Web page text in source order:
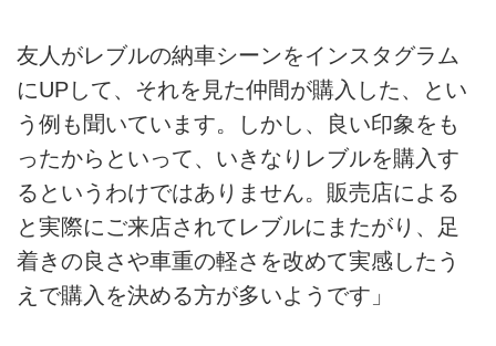
友人がレブルの納車シーンをインスタグラム
にUPして、それを見た仲間が購入した、とい
う例も聞いています。しかし、良い印象をも
ったからといって、いきなりレブルを購入す
るというわけではありません。販売店による
と実際にご来店されてレブルにまたがり、足
着きの良さや車重の軽さを改めて実感したう
えで購入を決める方が多いようです」